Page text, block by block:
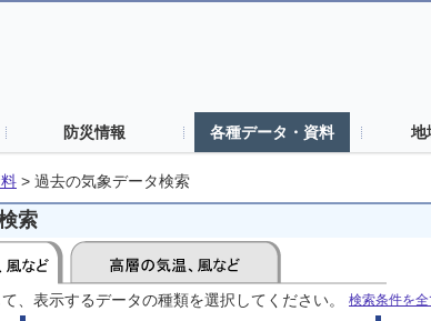
防災情報 各種データ・資料 地
> 過去の気象データ検索
索
、表示するデータの種類を選択してください。 検索条件を